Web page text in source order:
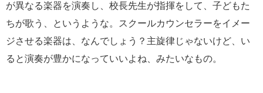
が異なる楽器を演奏し、校長先生が指揮をして、子どもた
ちが歌う、というような。スクールカウンセラーをイメー
ジさせる楽器は、なんでしょう？主旋律じゃないけど、い
ると演奏が豊かになっていいよね、みたいなもの。